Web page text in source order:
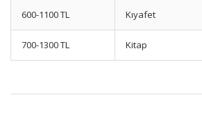
600-1100 TL Kıyafet
700-1300 TL Kitap